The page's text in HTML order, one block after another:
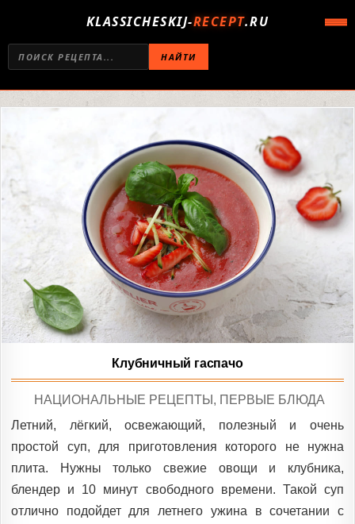
KLASSICHESKIJ-RECEPT.RU
НАЙТИ
Клубничный гаспачо
POSTED
НАЦИОНАЛЬНЫЕ РЕЦЕПТЫ , ПЕРВЫЕ БЛЮДА
Летний, лёгкий, освежающий, полезный и очень
простой суп, для приготовления которого не нужна
плита. Нужны только свежие овощи и клубника,
блендер и 10 минут свободного времени. Такой суп
отлично подойдет для летнего ужина в сочетании с